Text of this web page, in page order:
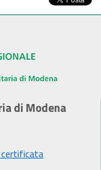
di Modena
certificata